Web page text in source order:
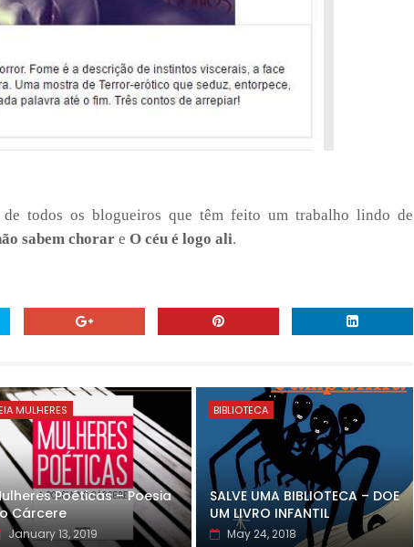
de todos os blogueiros que têm feito um trabalho lindo de
sabem chorar e O céu é logo ali.
MULHERES
Poéticas – Poesia
Cárcere
January 13, 2019
BIBLIOTECA
SALVE UMA BIBLIOTECA – DOE
UM LIVRO INFANTIL
May 24, 2018